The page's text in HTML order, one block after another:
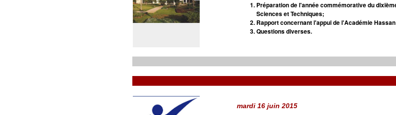
Préparation de l'année commémorative du
Sciences et Techniques;
Rapport concernant l'appui de l'Académie
Questions diverses.
mardi 16 juin 2015